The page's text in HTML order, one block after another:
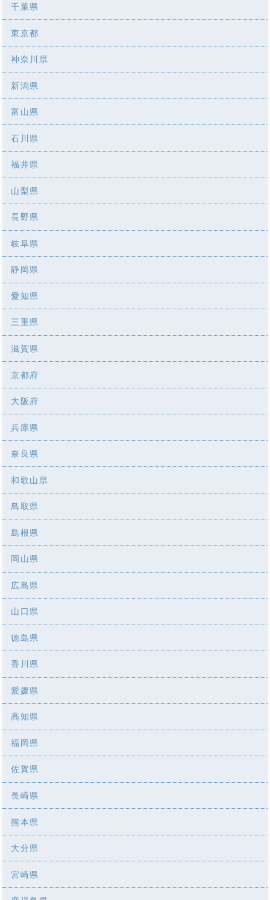
千葉県
東京都
神奈川県
新潟県
富山県
石川県
福井県
山梨県
長野県
岐阜県
静岡県
愛知県
三重県
滋賀県
京都府
大阪府
兵庫県
奈良県
和歌山県
鳥取県
島根県
岡山県
広島県
山口県
徳島県
香川県
愛媛県
高知県
福岡県
佐賀県
長崎県
熊本県
大分県
宮崎県